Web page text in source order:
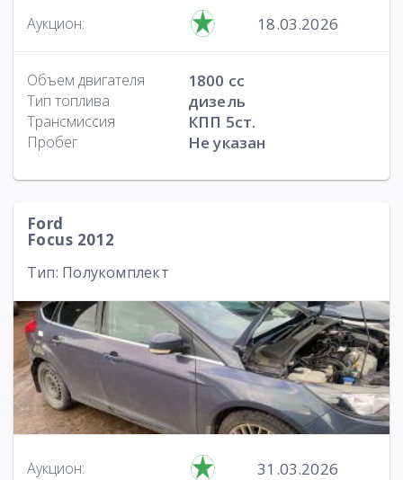
Аукцион: 18.03.2026
Объем двигателя 1800 cc
Тип топлива дизель
Трансмиссия КПП 5ст.
Пробег Не указан
Ford
Focus 2012
Тип: Полукомплект
Аукцион: 31.03.2026